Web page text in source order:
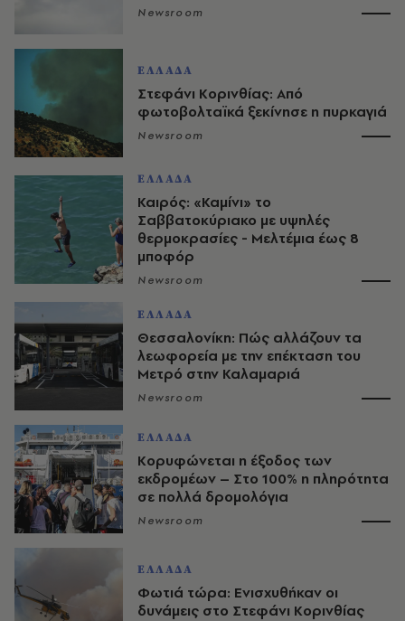
Newsroom
ΕΛΛΑΔΑ
Στεφάνι Κορινθίας: Από
φωτοβολταϊκά ξεκίνησε η πυρκαγιά
Newsroom
ΕΛΛΑΔΑ
Καιρός: «Καμίνι» το
Σαββατοκύριακο με υψηλές
θερμοκρασίες - Mελτέμια έως 8
μποφόρ
Newsroom
ΕΛΛΑΔΑ
Θεσσαλονίκη: Πώς αλλάζουν τα
λεωφορεία με την επέκταση του
Μετρό στην Καλαμαριά
Newsroom
ΕΛΛΑΔΑ
Κορυφώνεται η έξοδος των
εκδρομέων – Στο 100% η πληρότητα
σε πολλά δρομολόγια
Newsroom
ΕΛΛΑΔΑ
Φωτιά τώρα: Ενισχυθήκαν οι
δυνάμεις στο Στεφάνι Κορινθίας